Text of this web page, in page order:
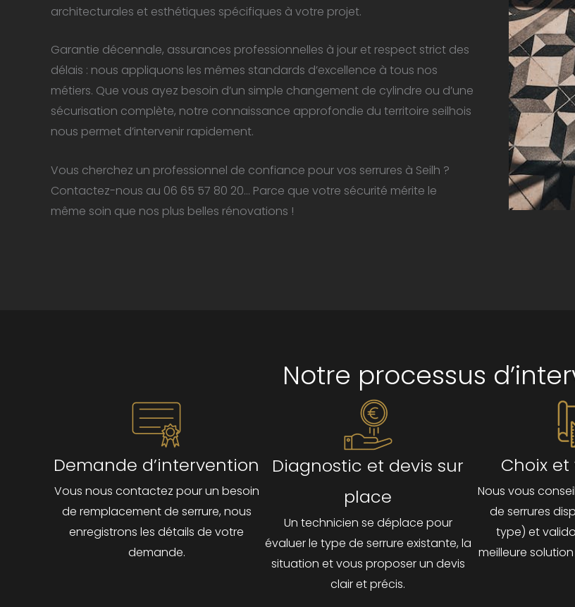
architecturales et esthétiques spécifiques à votre projet.
Garantie décennale, assurances professionnelles à jour et respect strict des
délais : nous appliquons les mêmes standards d’excellence à tous nos
métiers. Que vous ayez besoin d’un simple changement de cylindre ou d’une
sécurisation complète, notre connaissance approfondie du territoire seilhois
nous permet d’intervenir rapidement.
Vous cherchez un professionnel de confiance pour vos serrures à Seilh ?
Contactez-nous au 06 65 57 80 20… Parce que votre sécurité mérite le
même soin que nos plus belles rénovations !
Notre processus
Demande d’intervention
Vous nous contactez pour un besoin
de remplacement de serrure, nous
enregistrons les détails de votre
demande.
Diagnostic et devis sur
place
Un technicien se déplace pour
évaluer le type de serrure existante, la
situation et vous proposer un devis
clair et précis.
Choix
Nous vous
de serrures
type) et
meilleure